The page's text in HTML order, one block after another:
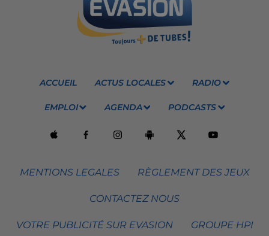
ACCUEIL ACTUS LOCALES RADIO
EMPLOI AGENDA PODCASTS
MENTIONS LEGALES RÈGLEMENT DES JEUX
CONTACTEZ NOUS
VOTRE PUBLICITÉ SUR EVASION GROUPE HPI